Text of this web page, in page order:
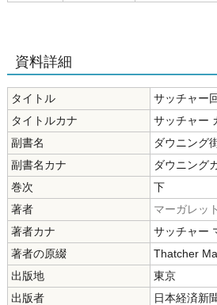
資料詳細
タイトル
サッチャー
タイトルカナ
サッチャー
副書名
ダウニング
副書名カナ
ダウニング
巻次
下
著者
マーガレッ
著者カナ
サッチャー
著者の原綴
Thatcher
出版地
東京
出版者
日本経済新